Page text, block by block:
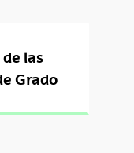
las
Grado